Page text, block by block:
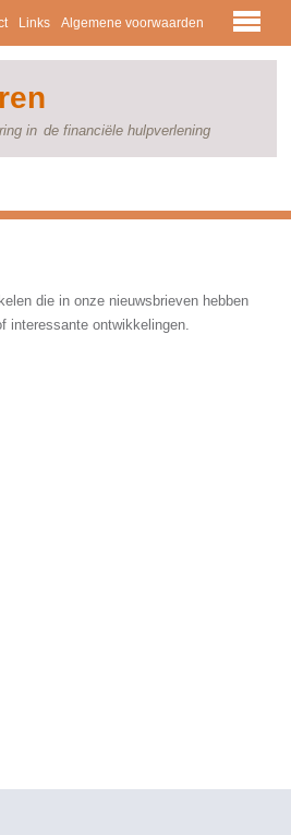
Links Algemene voorwaarden
in de financiële hulpverlening
die in onze nieuwsbrieven hebben
interessante ontwikkelingen.